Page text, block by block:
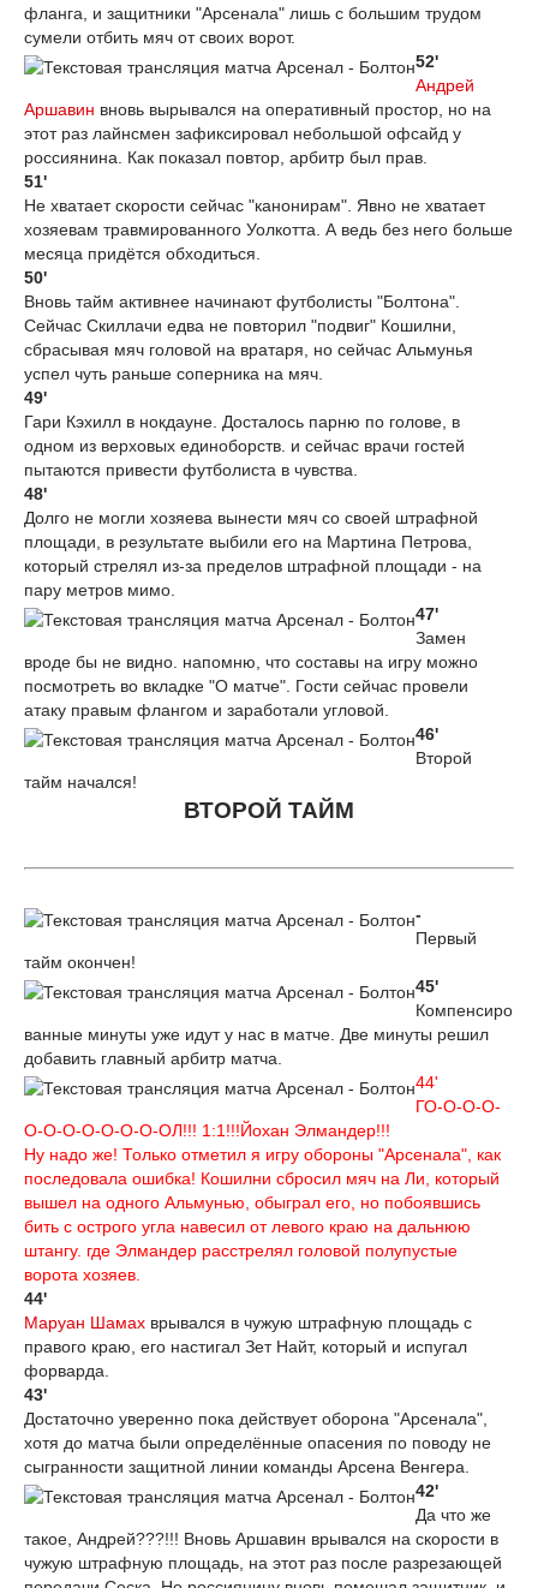
фланга, и защитники "Арсенала" лишь с большим трудом
сумели отбить мяч от своих ворот.
52'
Андрей
Аршавин вновь вырывался на оперативный простор, но на
этот раз лайнсмен зафиксировал небольшой офсайд у
россиянина. Как показал повтор, арбитр был прав.
51'
Не хватает скорости сейчас "канонирам". Явно не хватает
хозяевам травмированного Уолкотта. А ведь без него больше
месяца придётся обходиться.
50'
Вновь тайм активнее начинают футболисты "Болтона".
Сейчас Скиллачи едва не повторил "подвиг" Кошилни,
сбрасывая мяч головой на вратаря, но сейчас Альмунья
успел чуть раньше соперника на мяч.
49'
Гари Кэхилл в нокдауне. Досталось парню по голове, в
одном из верховых единоборств. и сейчас врачи гостей
пытаются привести футболиста в чувства.
48'
Долго не могли хозяева вынести мяч со своей штрафной
площади, в результате выбили его на Мартина Петрова,
который стрелял из-за пределов штрафной площади - на
пару метров мимо.
47'
Замен
вроде бы не видно. напомню, что составы на игру можно
посмотреть во вкладке "О матче". Гости сейчас провели
атаку правым флангом и заработали угловой.
46'
Второй
тайм начался!
ВТОРОЙ ТАЙМ
-
Первый
тайм окончен!
45'
Компенсиро
ванные минуты уже идут у нас в матче. Две минуты решил
добавить главный арбитр матча.
44'
ГО-О-О-О-
O-O-O-O-O-O-O-ОЛ!!! 1:1!!!Йохан Элмандер!!!
Ну надо же! Только отметил я игру обороны "Арсенала", как
последовала ошибка! Кошилни сбросил мяч на Ли, который
вышел на одного Альмунью, обыграл его, но побоявшись
бить с острого угла навесил от левого краю на дальнюю
штангу. где Элмандер расстрелял головой полупустые
ворота хозяев.
44'
Маруан Шамах врывался в чужую штрафную площадь с
правого краю, его настигал Зет Найт, который и испугал
форварда.
43'
Достаточно уверенно пока действует оборона "Арсенала",
хотя до матча были определённые опасения по поводу не
сыгранности защитной линии команды Арсена Венгера.
42'
Да что же
такое, Андрей???!!! Вновь Аршавин врывался на скорости в
чужую штрафную площадь, на этот раз после разрезающей